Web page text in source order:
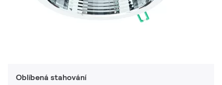
Oblíbená stahování